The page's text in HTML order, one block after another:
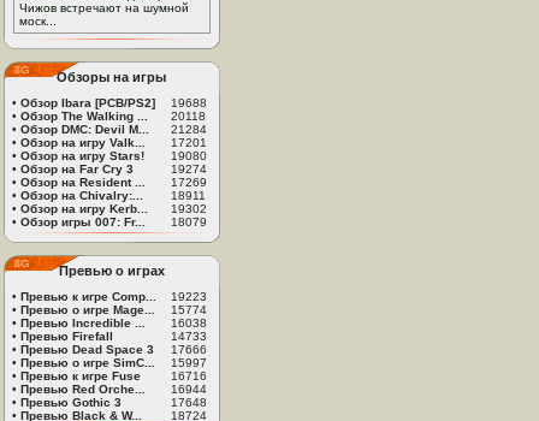
Чижов встречают на шумной
моск...
Обзоры на игры
• Обзор Ibara [PCB/PS2]
19688
• Обзор The Walking ...
20118
• Обзор DMC: Devil M...
21284
• Обзор на игру Valk...
17201
• Обзор на игру Stars!
19080
• Обзор на Far Cry 3
19274
• Обзор на Resident ...
17269
• Обзор на Chivalry:...
18911
• Обзор на игру Kerb...
19302
• Обзор игры 007: Fr... 18079
Превью о играх
• Превью к игре Comp...
19223
• Превью о игре Mage...
15774
• Превью Incredible ...
16038
• Превью Firefall
14733
• Превью Dead Space 3
17666
• Превью о игре SimC...
15997
• Превью к игре Fuse
16716
• Превью Red Orche...
16944
• Превью Gothic 3
17648
• Превью Black & W... 18724